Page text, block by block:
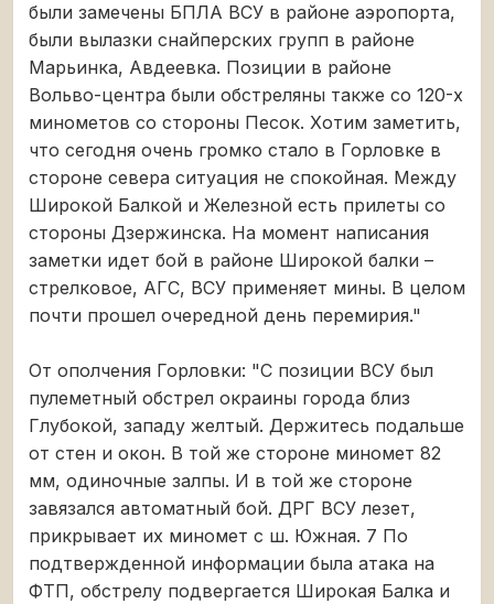
были замечены БПЛА ВСУ в районе аэропорта,
были вылазки снайперских групп в районе
Марьинка, Авдеевка. Позиции в районе
Вольво-центра были обстреляны также со 120-х
минометов со стороны Песок. Хотим заметить,
что сегодня очень громко стало в Горловке в
стороне севера ситуация не спокойная. Между
Широкой Балкой и Железной есть прилеты со
стороны Дзержинска. На момент написания
заметки идет бой в районе Широкой балки –
стрелковое, АГС, ВСУ применяет мины. В целом
почти прошел очередной день перемирия."
От ополчения Горловки: "С позиции ВСУ был
пулеметный обстрел окраины города близ
Глубокой, западу желтый. Держитесь подальше
от стен и окон. В той же стороне миномет 82
мм, одиночные залпы. И в той же стороне
завязался автоматный бой. ДРГ ВСУ лезет,
прикрывает их миномет с ш. Южная. 7 По
подтвержденной информации была атака на
ФТП, обстрелу подвергается Широкая Балка и